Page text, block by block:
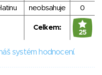
neobsahuje 0
Celkem:
25
systém hodnocení.